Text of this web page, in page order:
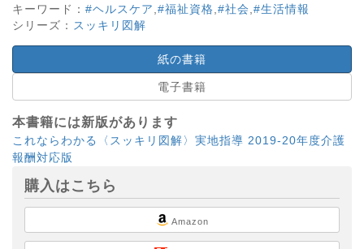
キーワード： #ヘルスケア #福祉資格 #社会 #生活情報
シリーズ： スッキリ図解
紙の書籍
電子書籍
本書籍には新版があります
これならわかる〈スッキリ図解〉実地指導 2019-20年度介護
報酬対応版
購入はこちら
Amazon